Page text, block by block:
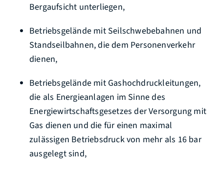
Bergaufsicht unterliegen,
Betriebsgelände mit Seilschwebebahnen und
Standseilbahnen, die dem Personenverkehr
dienen,
Betriebsgelände mit Gashochdruckleitungen,
die als Energieanlagen im Sinne des
Energiewirtschaftsgesetzes der Versorgung mit
Gas dienen und die für einen maximal
zulässigen Betriebsdruck von mehr als 16 bar
ausgelegt sind,